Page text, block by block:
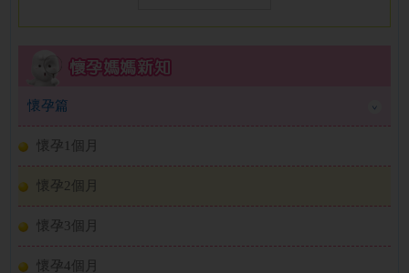
懷孕篇
懷孕1個月
懷孕2個月
懷孕3個月
懷孕4個月